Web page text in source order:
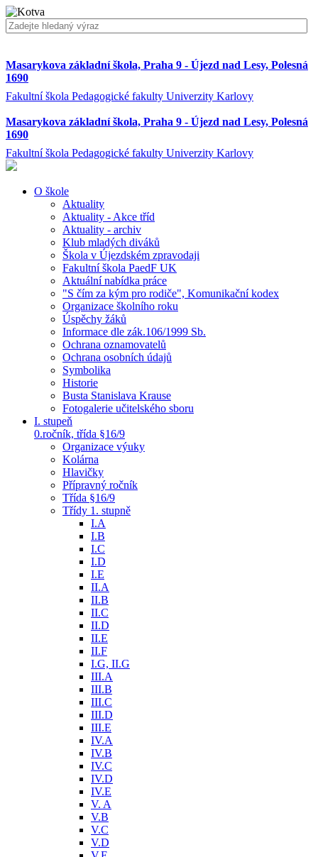
Masarykova základní škola, Praha 9 - Újezd nad Lesy, Polesná
1690
Fakultní škola Pedagogické fakulty Univerzity Karlovy
Masarykova základní škola, Praha 9 - Újezd nad Lesy, Polesná
1690
Fakultní škola Pedagogické fakulty Univerzity Karlovy
O škole
Aktuality
Aktuality - Akce tříd
Aktuality - archiv
Klub mladých diváků
Škola v Újezdském zpravodaji
Fakultní škola PaedF UK
Aktuální nabídka práce
"S čím za kým pro rodiče", Komunikační kodex
Organizace školního roku
Úspěchy žáků
Informace dle zák.106/1999 Sb.
Ochrana oznamovatelů
Ochrana osobních údajů
Symbolika
Historie
Busta Stanislava Krause
Fotogalerie učitelského sboru
I. stupeň
0.ročník, třída §16/9
Organizace výuky
Kolárna
Hlavičky
Přípravný ročník
Třída §16/9
Třídy 1. stupně
I.A
I.B
I.C
I.D
I.E
II.A
II.B
II.C
II.D
II.E
II.F
I.G, II.G
III.A
III.B
III.C
III.D
III.E
IV.A
IV.B
IV.C
IV.D
IV.E
V. A
V.B
V.C
V.D